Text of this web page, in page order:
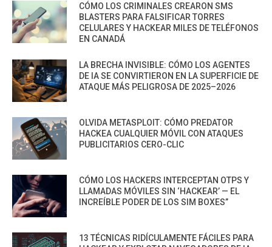
CÓMO LOS CRIMINALES CREARON SMS
BLASTERS PARA FALSIFICAR TORRES
CELULARES Y HACKEAR MILES DE TELÉFONOS
EN CANADÁ
LA BRECHA INVISIBLE: CÓMO LOS AGENTES
DE IA SE CONVIRTIERON EN LA SUPERFICIE DE
ATAQUE MÁS PELIGROSA DE 2025–2026
OLVIDA METASPLOIT: CÓMO PREDATOR
HACKEA CUALQUIER MÓVIL CON ATAQUES
PUBLICITARIOS CERO-CLIC
CÓMO LOS HACKERS INTERCEPTAN OTPS Y
LLAMADAS MÓVILES SIN ‘HACKEAR’ — EL
INCREÍBLE PODER DE LOS SIM BOXES”
13 TÉCNICAS RIDÍCULAMENTE FÁCILES PARA